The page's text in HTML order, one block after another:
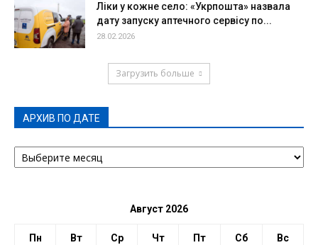
Ліки у кожне село: «Укрпошта» назвала
дату запуску аптечного сервісу по...
28.02.2026
Загрузить больше
АРХИВ ПО ДАТЕ
АРХИВ
ПО
Август 2026
Пн Вт Ср Чт Пт Сб Вс